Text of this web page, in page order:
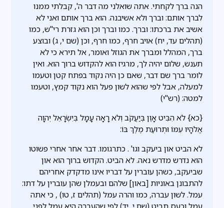
הנה ברך לקחתי. אתה שואלני מה דבר ה', קבלתי ממנו
לברך אותם: וברך ולא אשיבנה. הוא ברך אותם ואני לא
אשיב את ברכתו: וברך. כמו וברך וכן הוא גזרת רי''ש, כמו
(תהלים עד, יח) אויב חרף, כמו חרף, וכן (שם י, ג) ובוצע
ברך, המהלל ומברך את הגוזל ואומר, אל תירא כי לא
תענש, שלום יהיה לך, מרגיז הוא להקדוש ברוך הוא. ואין
לומר ברך שם דבר, שאם כן היה נקוד בפתח קטן וטעמו
למעלה, אבל לפי שהוא לשון פעל הוא נקוד קמץ, וטעמו
למטה: (רש"י)
{כא} לֹא הִבִּיט אָוֶן בְּיַעֲקֹב וְלֹא רָאָה עָמָל בְּיִשְׂרָאֵל יְהוָה
אֱלֹהָיו עִמּוֹ וּתְרוּעַת מֶלֶךְ בּוֹ:
לא הביט און ביעקב וגו' . כתרגומו. דבר אחר אחרי פשוטו
הוא נדרש מדרש נאה. לא הביט. הקדוש ברוך הוא און
שביעקב, כשהן עוברין על דבריו אינו מדקדק אחריהם
להתבונן באוניות [באון] שלהם ובעמלן שהן עוברין על דתו:
עמל. לשון עברה, כמו והרה עמל (תהלים ז, טו) , כי אתה